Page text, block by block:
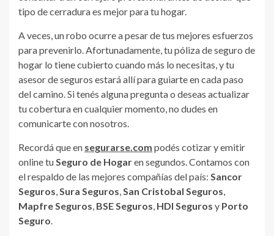
tipo de cerradura es mejor para tu hogar.
A veces, un robo ocurre a pesar de tus mejores esfuerzos
para prevenirlo. Afortunadamente, tu póliza de seguro de
hogar lo tiene cubierto cuando más lo necesitas, y tu
asesor de seguros estará allí para guiarte en cada paso
del camino. Si tenés alguna pregunta o deseas actualizar
tu cobertura en cualquier momento, no dudes en
comunicarte con nosotros.
Recordá que en segurarse.com podés cotizar y emitir
online tu Seguro de Hogaren segundos. Contamos con
el respaldo de las mejores compañías del país: Sancor
Seguros Sura Seguros San Cristobal Seguros
Mapfre Seguros BSE Seguros HDI Seguros y Porto
Seguro